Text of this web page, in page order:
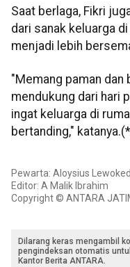
Saat berlaga, Fikri
dari sanak keluarga
menjadi lebih
"Memang paman dan
mendukung dari hari
ingat keluarga di
bertanding,"
Pewarta: Aloysius
Editor: A Malik Ibrahim
Copyright © ANTARA
Dilarang keras mengambil
pengindeksan otomatis
Kantor Berita ANTARA.